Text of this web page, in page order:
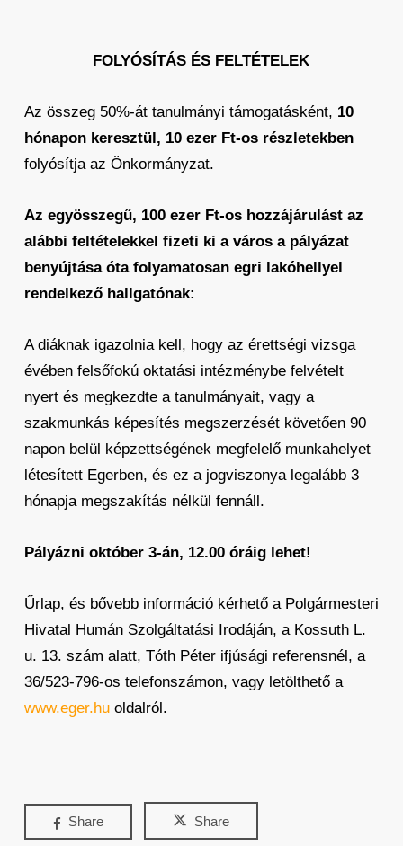
FOLYÓSÍTÁS ÉS FELTÉTELEK
Az összeg 50%-át tanulmányi támogatásként, 10
hónapon keresztül, 10 ezer Ft-os részletekben
folyósítja az Önkormányzat.
Az egyösszegű, 100 ezer Ft-os hozzájárulást az
alábbi feltételekkel fizeti ki a város a pályázat
benyújtása óta folyamatosan egri lakóhellyel
rendelkező hallgatónak:
A diáknak igazolnia kell, hogy az érettségi vizsga
évében felsőfokú oktatási intézménybe felvételt
nyert és megkezdte a tanulmányait, vagy a
szakmunkás képesítés megszerzését követően 90
napon belül képzettségének megfelelő munkahelyet
létesített Egerben, és ez a jogviszonya legalább 3
hónapja megszakítás nélkül fennáll.
Pályázni október 3-án, 12.00 óráig lehet!
Űrlap, és bővebb információ kérhető a Polgármesteri
Hivatal Humán Szolgáltatási Irodáján, a Kossuth L.
u. 13. szám alatt, Tóth Péter ifjúsági referensnél, a
36/523-796-os telefonszámon, vagy letölthető a
www.eger.huoldalról.
Share Share